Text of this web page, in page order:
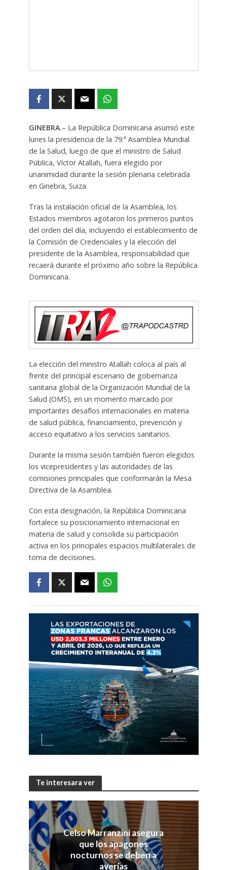
GINEBRA.– La República Dominicana asumió este
lunes la presidencia de la 79.ª Asamblea Mundial
de la Salud, luego de que el ministro de Salud
Pública, Víctor Atallah, fuera elegido por
unanimidad durante la sesión plenaria celebrada
en Ginebra, Suiza.
Tras la instalación oficial de la Asamblea, los
Estados miembros agotaron los primeros puntos
del orden del día, incluyendo el establecimiento de
la Comisión de Credenciales y la elección del
presidente de la Asamblea, responsabilidad que
recaerá durante el próximo año sobre la República
Dominicana.
La elección del ministro Atallah coloca al país al
frente del principal escenario de gobernanza
sanitaria global de la Organización Mundial de la
Salud (OMS), en un momento marcado por
importantes desafíos internacionales en materia
de salud pública, financiamiento, prevención y
acceso equitativo a los servicios sanitarios.
Durante la misma sesión también fueron elegidos
los vicepresidentes y las autoridades de las
comisiones principales que conformarán la Mesa
Directiva de la Asamblea.
Con esta designación, la República Dominicana
fortalece su posicionamiento internacional en
materia de salud y consolida su participación
activa en los principales espacios multilaterales de
toma de decisiones.
Te interesara ver
Celso Marranzini asegura
que los apagones
nocturnos se deben a
averías